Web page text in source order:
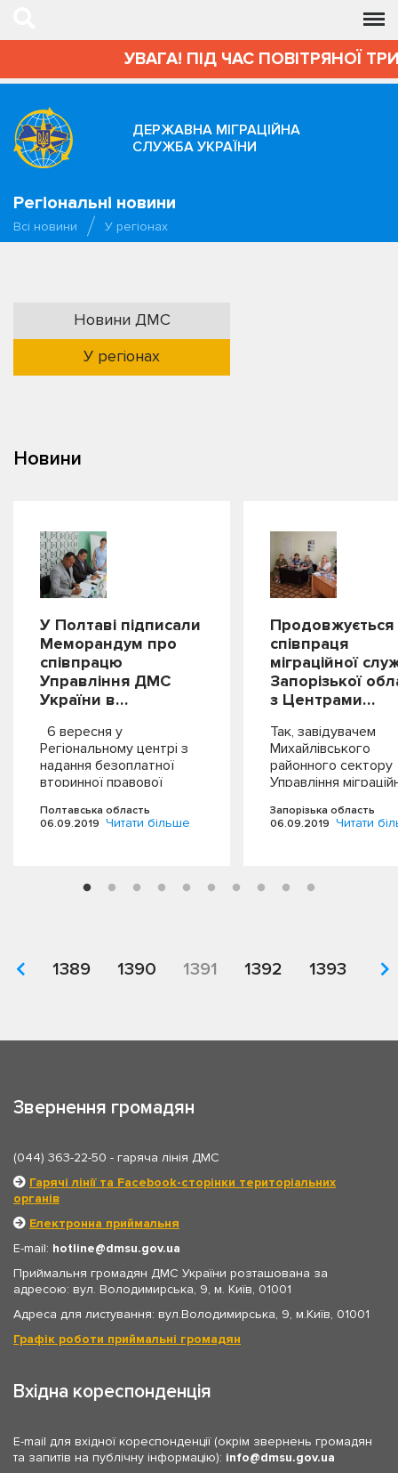
УВАГА! ПІД ЧАС ПОВІТРЯНОЇ
ДЕРЖАВНА МІГРАЦІЙНА
СЛУЖБА УКРАЇНИ
Регіональні новини
Всі новини У регіонах
Новини ДМС
У регіонах
Новини
У Полтаві підписали
Меморандум про
співпрацю
Управління ДМС
України в…
6 вересня у
Регіональному центрі з
надання безоплатної
вторинної правової
області…
Полтавська область
06.09.2019 Читати більше
Продовжується
співпраця
міграційної
Запорізької
з Центрами…
Так, завідувачем
Михайлівського
районного сектору
Управління
були проведені…
Запорізька область
06.09.2019 Читати
1389 1390 1391 1392 1393
Звернення громадян
(044) 363-22-50 - гаряча лінія ДМС
Гарячі лінії та Facebook-сторінки територіальних
органів
Електронна приймальня
E-mail: hotline
dmsu.gov.ua
Приймальня громадян ДМС України розташована за
адресою: вул. Володимирська, 9, м. Київ, 01001
Адреса для листування: вул.Володимирська, 9, м.Київ, 01001
Графік роботи приймальні громадян
Вхідна кореспонденція
E-mail для вхідної кореспонденції (окрім звернень громадян
та запитів на публічну інформацію): info dmsu.gov.ua